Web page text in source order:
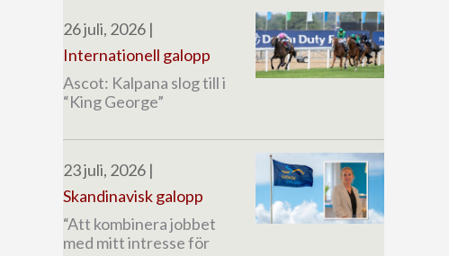
26 juli, 2026 |
Internationell galopp
Ascot: Kalpana slog till i
“King George”
23 juli, 2026 |
Skandinavisk galopp
“Att kombinera jobbet
med mitt intresse för